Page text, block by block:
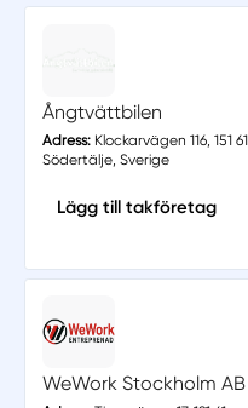
Ångtvättbilen
Adress:Klockarvägen 116, 151 61
Södertälje, Sverige
Lägg till takföretag
WeWork Stockholm AB